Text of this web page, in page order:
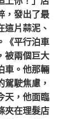
，發出了最
這片蒜泥、
《平行泊車
被兩個巨大
車。他那輛
駕駛焦慮，
天，他面臨
夾在理髮店